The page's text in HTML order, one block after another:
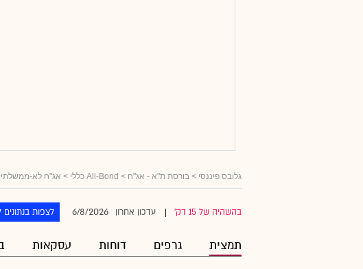
גלובס פיננסי > בורסת ת"א - אג"ח > All-Bond כללי > אג"ח לא-
בהשהיה של 15 דק' עדכון אחרון 6/8/2026 לצפות
תמצית גרפים דוחות עסקאות